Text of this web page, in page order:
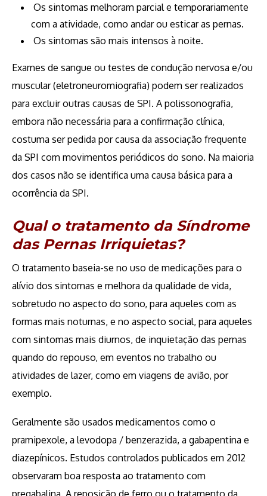
Os sintomas melhoram parcial e temporariamente
com a atividade, como andar ou esticar as pernas.
Os sintomas são mais intensos à noite.
Exames de sangue ou testes de condução nervosa e/ou
muscular (eletroneuromiografia) podem ser realizados
para excluir outras causas de SPI. A polissonografia,
embora não necessária para a confirmação clínica,
costuma ser pedida por causa da associação frequente
da SPI com movimentos periódicos do sono. Na maioria
dos casos não se identifica uma causa básica para a
ocorrência da SPI.
Qual o tratamento da Síndrome
das Pernas Irriquietas?
O tratamento baseia-se no uso de medicações para o
alívio dos sintomas e melhora da qualidade de vida,
sobretudo no aspecto do sono, para aqueles com as
formas mais noturnas, e no aspecto social, para aqueles
com sintomas mais diurnos, de inquietação das pernas
quando do repouso, em eventos no trabalho ou
atividades de lazer, como em viagens de avião, por
exemplo.
Geralmente são usados medicamentos como o
pramipexole, a levodopa / benzerazida, a gabapentina e
diazepínicos. Estudos controlados publicados em 2012
observaram boa resposta ao tratamento com
pregabalina. A reposição de ferro ou o tratamento da